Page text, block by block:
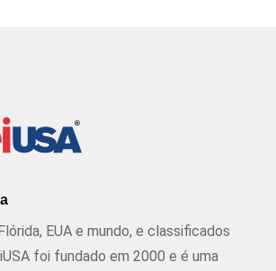
EUA e mundo, e classificados
foi fundado em 2000 e é uma